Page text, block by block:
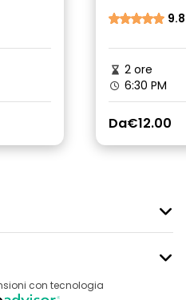
9.8
2 ore
6:30 PM
Da€12.00
con tecnologia